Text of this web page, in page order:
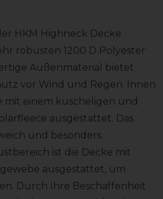
HKM Highneck Decke
robusten 1200 D Polyester
Außenmaterial bietet
vor Wind und Regen. Innen
mit einem kuscheligen und
ausgestattet. Das
und besonders
ist die Decke mit
ausgestattet, um
Durch Ihre Beschaffenheit